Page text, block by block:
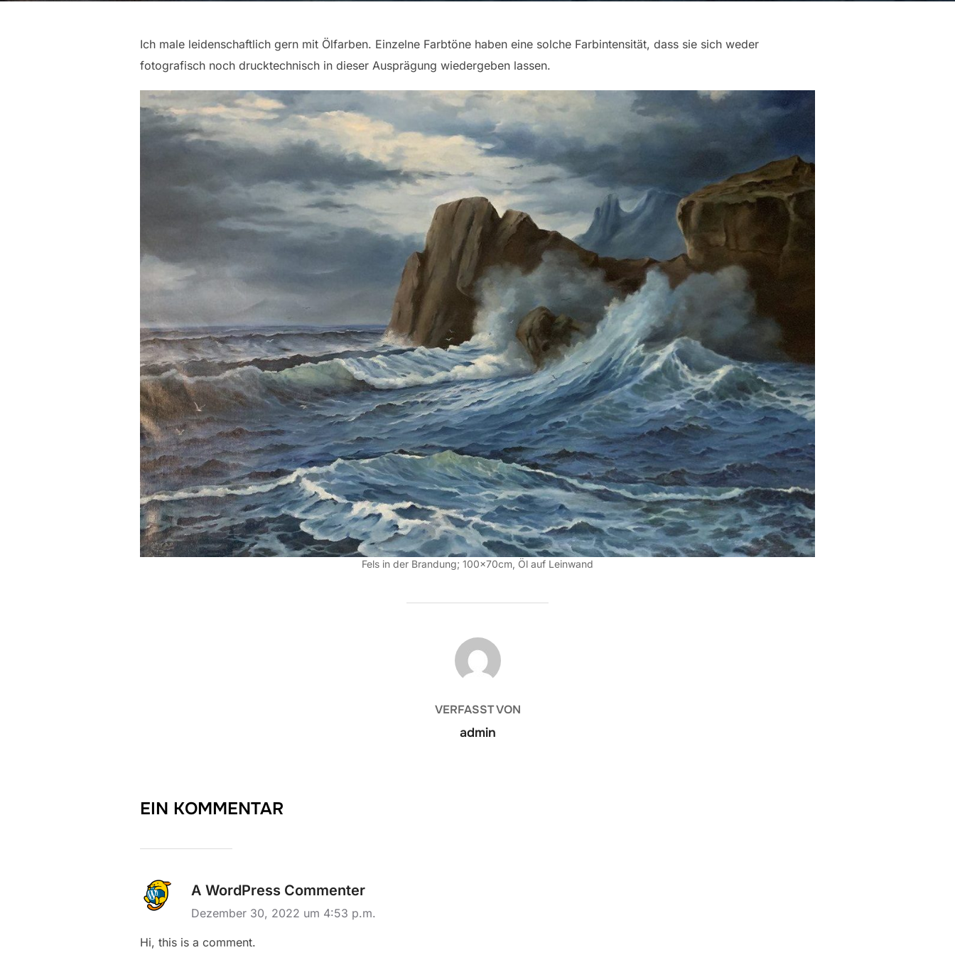
Ich male leidenschaftlich gern mit Ölfarben. Einzelne Farbtöne haben eine solche Farbintensität, dass sie sich weder
fotografisch noch drucktechnisch in dieser Ausprägung wiedergeben lassen.
Fels in der Brandung; 100x70cm, Öl auf Leinwand
BEITRAGSAUTOR
VERFASST VON
admin
EIN KOMMENTAR
A WordPress Commenter
Dezember 30, 2022 um 4:53 p.m.
Hi, this is a comment.